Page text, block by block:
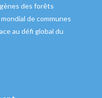
des forêts
de communes
au défi global du